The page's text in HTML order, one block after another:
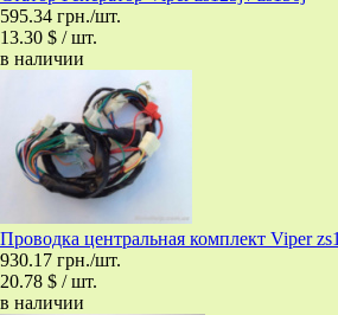
595.34 грн./шт.
13.30 $ / шт.
в наличии
Проводка центральная комплект Viper
930.17 грн./шт.
20.78 $ / шт.
в наличии